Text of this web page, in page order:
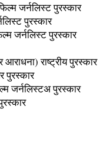
जर्नलिस्ट पुरस्कार
पुरस्कार
जर्नलिस्ट पुरस्कार
राष्ट्रीय पुरस्कार
पुरस्कार
जर्नलिस्टअ पुरस्कार